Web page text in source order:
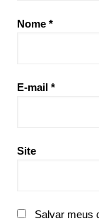
Nome *
E-mail *
Site
Salvar meus